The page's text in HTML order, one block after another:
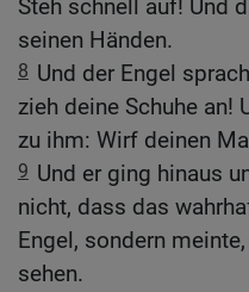
Steh schnell auf! Und
seinen Händen.
8 Und der Engel
zieh deine Schuhe an!
zu ihm: Wirf deinen
9 Und er ging hinaus
nicht, dass das
Engel, sondern
sehen.